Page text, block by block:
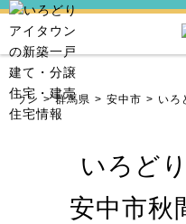
ウン 群馬県 安中市 いろ
いろど
安中市秋